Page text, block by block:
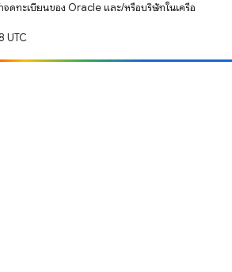
จดทะเบียนของ Oracle และ/หรือบริษัทในเครือ
UTC